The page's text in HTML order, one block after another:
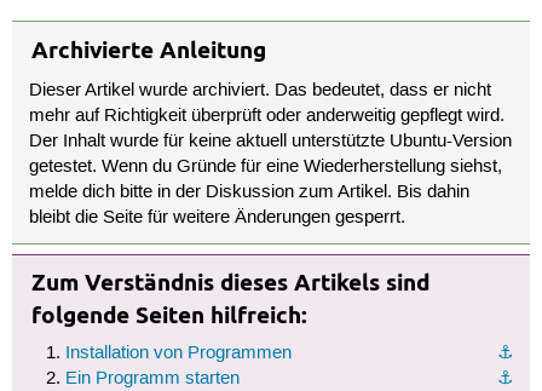
Archivierte Anleitung
Dieser Artikel wurde archiviert. Das bedeutet, dass er nicht
mehr auf Richtigkeit überprüft oder anderweitig gepflegt wird.
Der Inhalt wurde für keine aktuell unterstützte Ubuntu-Version
getestet. Wenn du Gründe für eine Wiederherstellung siehst,
melde dich bitte in der Diskussion zum Artikel. Bis dahin
bleibt die Seite für weitere Änderungen gesperrt.
Zum Verständnis dieses Artikels sind
folgende Seiten hilfreich:
⚓︎
Installation von Programmen
⚓︎
Ein Programm starten